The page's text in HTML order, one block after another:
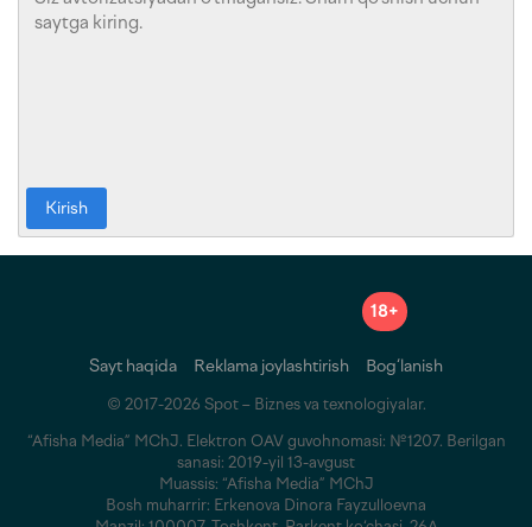
Kirish
18+
Sayt haqida Reklama joylashtirish Bog‘lanish
© 2017-2026 Spot – Biznes va texnologiyalar.
“Afisha Media” MChJ. Elektron OAV guvohnomasi: №1207. Berilgan
sanasi: 2019-yil 13-avgust
Muassis: “Afisha Media” MChJ
Bosh muharrir: Erkenova Dinora Fayzulloevna